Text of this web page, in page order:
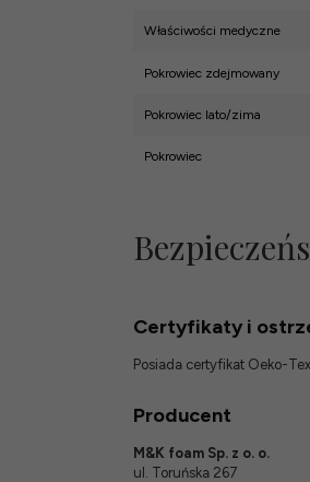
Właściwości medyczne
Pokrowiec zdejmowany
Pokrowiec lato/zima
Pokrowiec
Certyfikaty i
Posiada certyfikat Oeko-
Producent
M&K foam Sp. z o. o.
ul. Toruńska 267